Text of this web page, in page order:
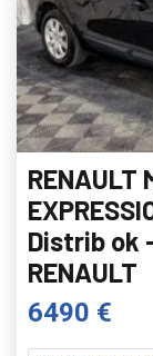
RENAULT
Distrib ok
RENAULT
6490 €